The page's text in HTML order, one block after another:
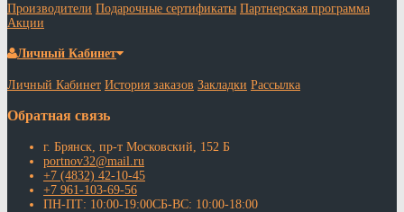
Производители Подарочные сертификаты Партнерская программа
Акции
Личный Кабинет
Личный Кабинет История заказов Закладки Рассылка
Обратная связь
г. Брянск, пр-т Московский, 152 Б
portnov32@mail.ru
+7 (4832) 42-10-45
+7 961-103-69-56
ПН-ПТ: 10:00-19:00СБ-ВС: 10:00-18:00